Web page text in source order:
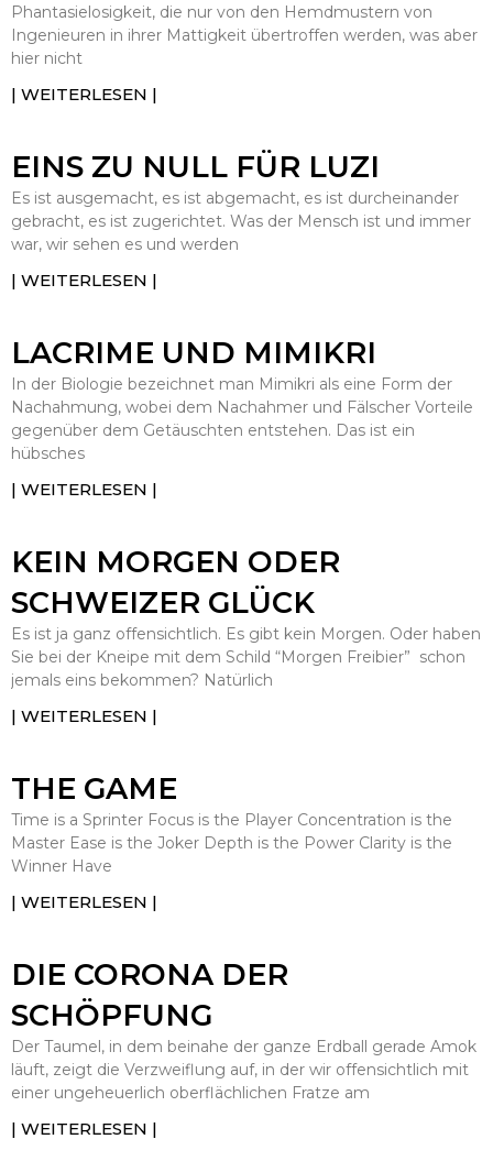
Phantasielosigkeit, die nur von den Hemdmustern von
Ingenieuren in ihrer Mattigkeit übertroffen werden, was aber
hier nicht
| WEITERLESEN |
EINS ZU NULL FÜR LUZI
Es ist ausgemacht, es ist abgemacht, es ist durcheinander
gebracht, es ist zugerichtet. Was der Mensch ist und immer
war, wir sehen es und werden
| WEITERLESEN |
LACRIME UND MIMIKRI
In der Biologie bezeichnet man Mimikri als eine Form der
Nachahmung, wobei dem Nachahmer und Fälscher Vorteile
gegenüber dem Getäuschten entstehen. Das ist ein
hübsches
| WEITERLESEN |
KEIN MORGEN ODER
SCHWEIZER GLÜCK
Es ist ja ganz offensichtlich. Es gibt kein Morgen. Oder haben
Sie bei der Kneipe mit dem Schild “Morgen Freibier” schon
jemals eins bekommen? Natürlich
| WEITERLESEN |
THE GAME
Time is a Sprinter Focus is the Player Concentration is the
Master Ease is the Joker Depth is the Power Clarity is the
Winner Have
| WEITERLESEN |
DIE CORONA DER
SCHÖPFUNG
Der Taumel, in dem beinahe der ganze Erdball gerade Amok
läuft, zeigt die Verzweiflung auf, in der wir offensichtlich mit
einer ungeheuerlich oberflächlichen Fratze am
| WEITERLESEN |